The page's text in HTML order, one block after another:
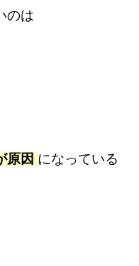
のは
原因 になっている